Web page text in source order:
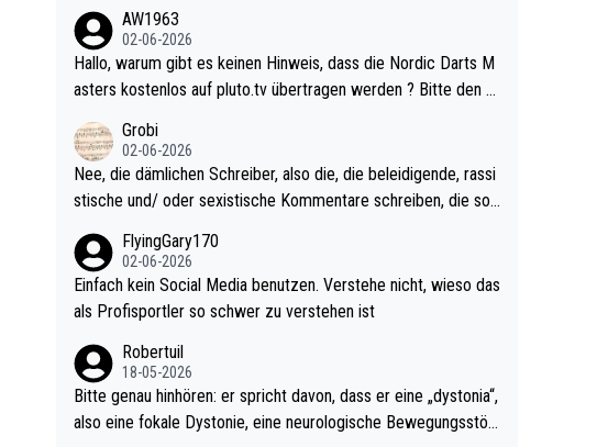
l. Allerdings ist Mitchell Lawrie als Nummer 1 der Welt eh quali
fiziert. Somit ändert die automatische Qualifikation des Weltm
eisters erstmal nichts. Ich denke sie wollen damit für nächste
d wohl wenig WDF Turniere spielen. Dies war bei Archie Self l
etztes Jahr der Fall. Er musste als amtierender Weltmeister d
urch den Qualifier und ich glaube kaum, dass Mitchel sich das
(in Vegas) antun würde, wenn er doch eigentlich die PDC-WM
als Ziel hat.
AW1963
02-06-2026
Hallo, warum gibt es keinen Hinweis, dass die Nordic Darts M
asters kostenlos auf pluto.tv übertragen werden ? Bitte den A
Grobi
02-06-2026
Nee, die dämlichen Schreiber, also die, die beleidigende, rassi
stische und/ oder sexistische Kommentare schreiben, die soll
nes Leben in den Griff kriegen. Nur eins wundert mich: Luke Li
ttler war doch neulich erst derjenige, der über Social Media G
vV provoziert hat. Und Littlers Mutter schießt öfters mal gege
ehler!
FlyingGary170
02-06-2026
Einfach kein Social Media benutzen. Verstehe nicht, wieso das
als Profisportler so schwer zu verstehen ist
Robertuil
18-05-2026
Bitte genau hinhören: er spricht davon, dass er eine „dystonia“,
also eine fokale Dystonie, eine neurologische Bewegungsstör